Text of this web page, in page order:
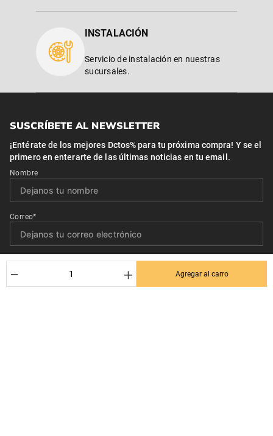
＋
－ Agregar al carro
INSTALACIÓN
Servicio de instalación en nuestras
sucursales.
SUSCRÍBETE AL NEWSLETTER
¡Entérate de los mejores Dctos% para tu próxima compra! Y se el
primero en enterarte de las últimas noticias en tu email.
Nombre
Correo*
Quiero recibir el newsletter con promociones.